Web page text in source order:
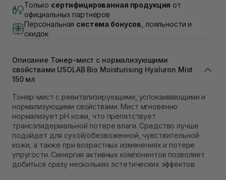
Самовывоз г. Львов, ул. Академика Подстригача,
1В (Duck's Lake)
Самовывоз г. Львов ул. Степана Бандеры 43
В наличии
Самовывоз Ровно
Самовывоз г. Ровно, ул. Кулика и Гудачека 23 (ТЦ
Экватор)
В наличии
Только сертифицированная продукция от
официальных партнеров
Персональная система бонусов , лояльности и
скидок
Описание Тонер-мист с нормализующими
свойствами USOLAB Bio Moisturising Hyaluron Mist
150 мл
Тонер-мист с ревитализирующими, успокаивающими и
нормализующими свойствами. Мист мгновенно
нормализует pH кожи, что препятствует
трансэпидермальной потере влаги. Средство лучше
подойдет для сухой/обезвоженной, чувствительной
кожи, а также при возрастных изменениях и потере
упругости. Синергия активных компонентов позволяет
добиться сразу нескольких эстетических эффектов.